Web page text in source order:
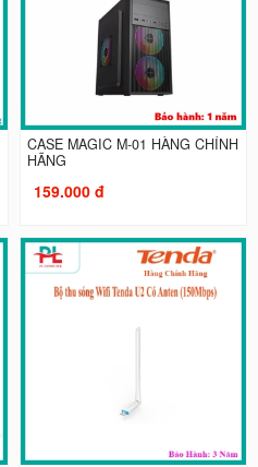
CASE MAGIC M-01 HÀNG CHÍNH
HÃNG
159.000 đ